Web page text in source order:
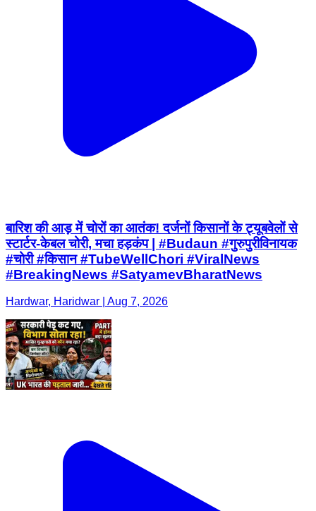
बारिश की आड़ में चोरों का आतंक! दर्जनों किसानों के ट्यूबवेलों से
स्टार्टर-केबल चोरी, मचा हड़कंप | #Budaun #गुरुपुरीविनायक
#चोरी #किसान #TubeWellChori #ViralNews
#BreakingNews #SatyamevBharatNews
Hardwar, Haridwar | Aug 7, 2026